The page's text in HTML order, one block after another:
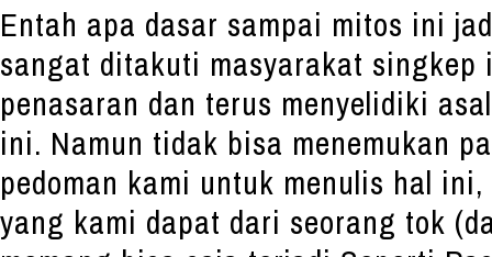
Entah apa dasar sampai mitos ini
sangat ditakuti masyarakat singkep
penasaran dan terus menyelidiki
ini. Namun tidak bisa menemukan
pedoman kami untuk menulis hal
yang kami dapat dari seorang tok